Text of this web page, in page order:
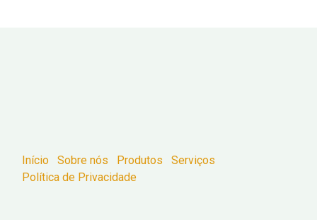
Início Sobre nós Produtos
Serviços
Política de Privacidade